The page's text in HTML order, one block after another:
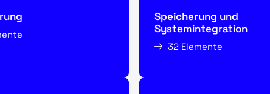
Speicherung und
Systemintegration
32 Elemente